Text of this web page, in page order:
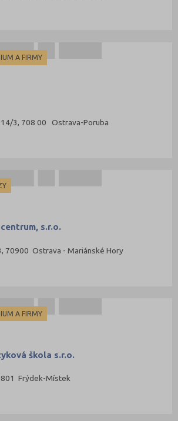
A FIRMY
3, 708 00 Ostrava-Poruba
s.r.o.
70900 Ostrava - Mariánské Hory
A FIRMY
škola s.r.o.
Frýdek-Místek